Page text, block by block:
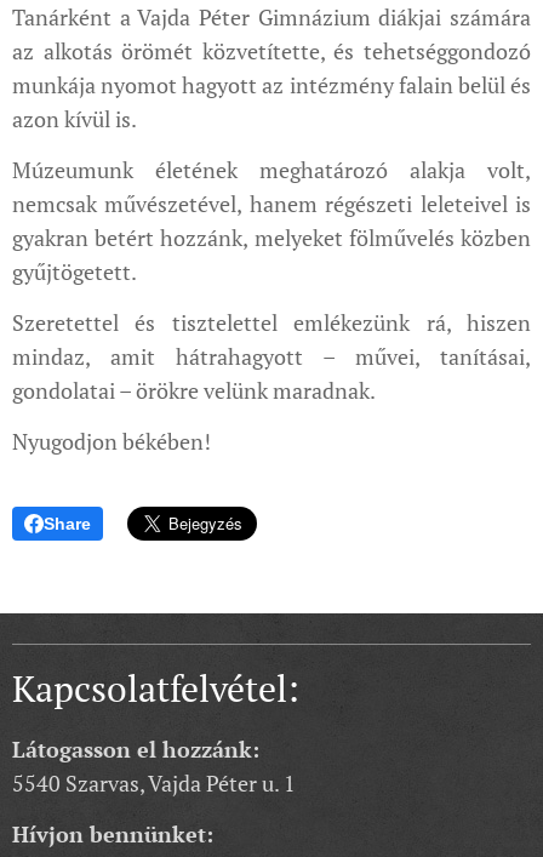
Tanárként a Vajda Péter Gimnázium diákjai számára
az alkotás örömét közvetítette, és tehetséggondozó
munkája nyomot hagyott az intézmény falain belül és
azon kívül is.
Múzeumunk életének meghatározó alakja volt,
nemcsak művészetével, hanem régészeti leleteivel is
gyakran betért hozzánk, melyeket fölművelés közben
gyűjtögetett.
Szeretettel és tisztelettel emlékezünk rá, hiszen
mindaz, amit hátrahagyott – művei, tanításai,
gondolatai – örökre velünk maradnak.
Nyugodjon békében!
Share
Kapcsolatfelvétel:
Látogasson el hozzánk:
5540 Szarvas, Vajda Péter u. 1
Hívjon bennünket: